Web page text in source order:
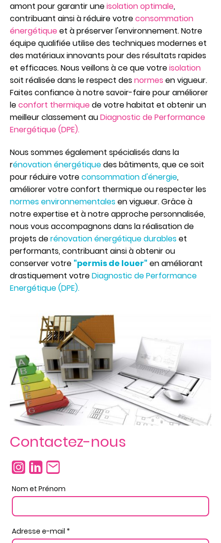
amont pour garantir uneisolation optimale,
contribuant ainsi à réduire votreconsommation
énergétiqueet à préserver l'environnement. Notre
équipe qualifiée utilise des techniques modernes et
des matériaux innovants pour des résultats rapides
et efficaces. Nous veillons à ce que votreisolation
soit réalisée dans le respect desnormes en vigueur.
Faites confiance à notre savoir-faire pour améliorer
leconfort thermiquede votre habitat et obtenir un
meilleur classement auDiagnostic de Performance
Energétique (DPE).
Nous sommes également spécialisés dans la
rénovation énergétiquedes bâtiments, que ce soit
pour réduire votreconsommation d'énergie,
améliorer votre confort thermique ou respecter les
normes environnementalesen vigueur. Grâce à
notre expertise et à notre approche personnalisée,
nous vous accompagnons dans la réalisation de
projets derénovation énergétique durableset
performants, contribuant ainsi à obtenir ou
conserver votre "permis de louer" en améliorant
drastiquement votreDiagnostic de Performance
Energétique (DPE).
Contactez-nous
Nom et Prénom
Adresse e-mail *